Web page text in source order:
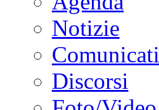
Notizie
Comunicati
Discorsi